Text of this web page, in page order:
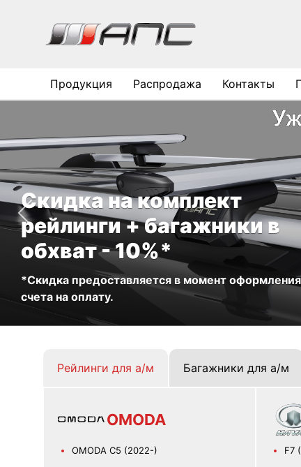
Продукция Распродажа Контакты
Скидка на комплект
рейлинги + багажники в
обхват - 10%*
*Скидка предоставляется в момент оформления
счета на оплату.
Рейлинги для а/м Багажники для а/м
OMODA
OMODA C5 (2022-) F7